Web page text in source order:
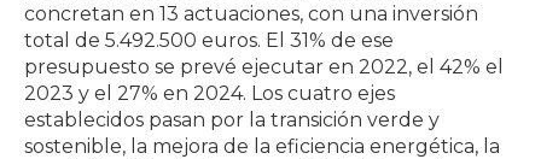
concretan en 13 actuaciones, con una inversión
total de 5.492.500 euros. El 31% de ese
presupuesto se prevé ejecutar en 2022, el 42% el
2023 y el 27% en 2024. Los cuatro ejes
establecidos pasan por la transición verde y
sostenible, la mejora de la eficiencia energética, la